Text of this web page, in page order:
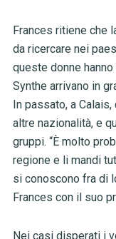
Frances ritiene che
da ricercare nei
queste donne
Synthe arrivano in
In passato, a
altre nazionalità, e
gruppi. “È molto
regione e li mandi
si conoscono fra di
Frances con il suo
Nei casi disperati i